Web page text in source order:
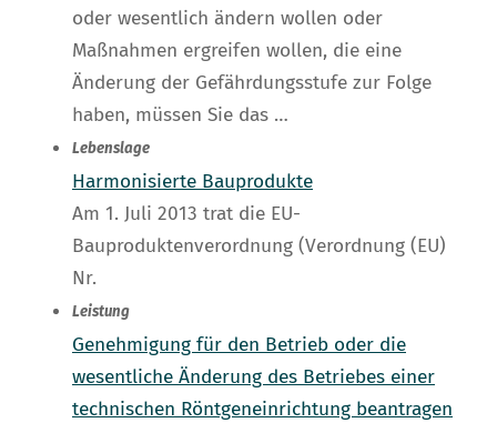
oder wesentlich ändern wollen oder
Maßnahmen ergreifen wollen, die eine
Änderung der Gefährdungsstufe zur Folge
haben, müssen Sie das …
Lebenslage
Harmonisierte Bauprodukte
Am 1. Juli 2013 trat die EU-
Bauproduktenverordnung (Verordnung (EU)
Nr.
Leistung
Genehmigung für den Betrieb oder die
wesentliche Änderung des Betriebes einer
technischen Röntgeneinrichtung beantragen